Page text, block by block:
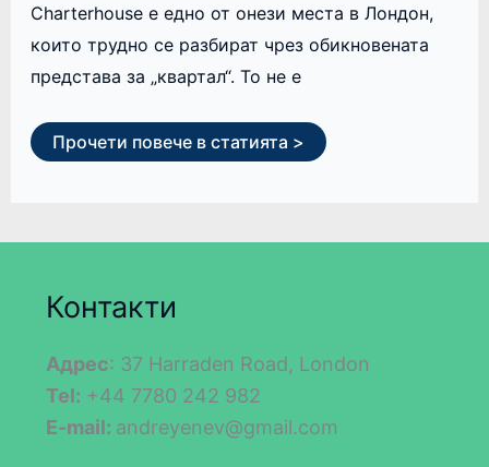
Charterhouse е едно от онези места в Лондон,
които трудно се разбират чрез обикновената
представа за „квартал“. То не е
Прочети повече в статията >
Контакти
Адрес: 37 Harraden Road, London
Tel: +44 7780 242 982
E-mail: andreyenev@gmail.com